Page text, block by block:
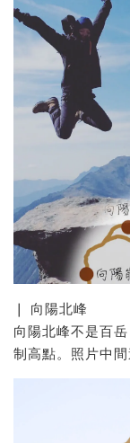
❘ 向陽北峰
向陽北峰不是百
制高點。照片中